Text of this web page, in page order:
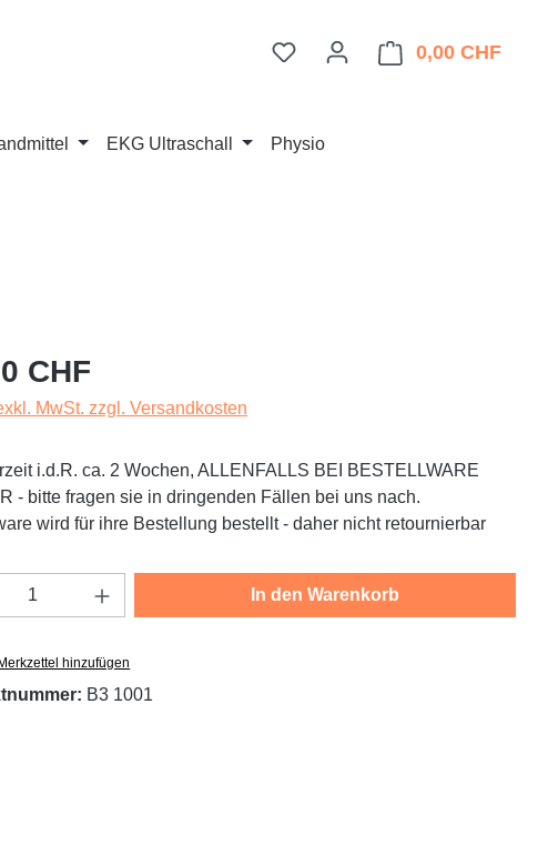
Du hast 0 Produkte auf dem
0,00 CHF
EKG Ultraschall Physio
Preis:
CHF
MwSt. zzgl. Versandkosten
i.d.R. ca. 2 Wochen, ALLENFALLS BEI BESTELLWARE
- bitte fragen sie in dringenden Fällen bei uns nach.
wird für ihre Bestellung bestellt - daher nicht retournierbar
Anzahl: Gib den gewünschten Wert ein
In den Warenkorb
hinzufügen
B3 1001